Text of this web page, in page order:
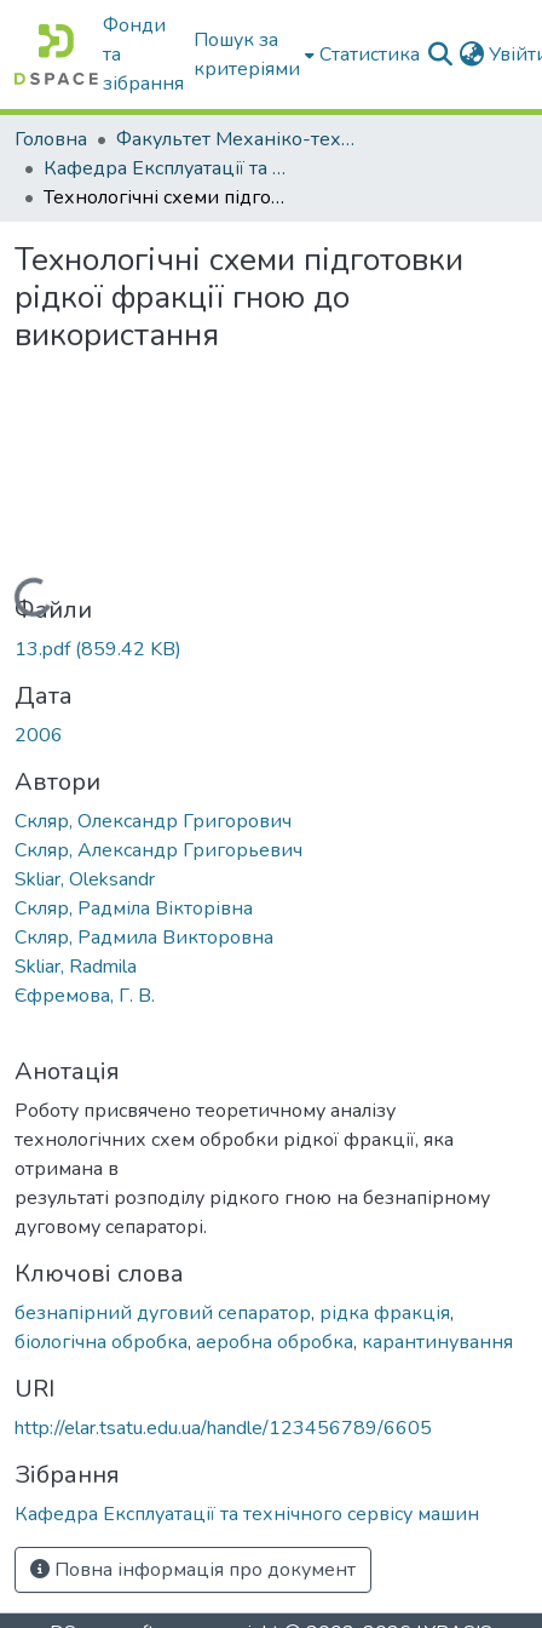
Фонди
та
зібрання
Пошук за
критеріями
Статистика
Головна
Факультет Механіко-технологічний
Кафедра Експлуатації та технічного сервісу машин
Технологічні схеми підготовки рідкої фракції гною до використання
Технологічні схеми підготовки
рідкої фракції гною до
використання
Вантажиться...
Файли
13.pdf(859.42 KB)
Дата
2006
Автори
Скляр, Олександр Григорович
Скляр, Александр Григорьевич
Skliar, Oleksandr
Скляр, Радміла Вікторівна
Скляр, Радмила Викторовна
Skliar, Radmila
Єфремова, Г. В.
Анотація
Роботу присвячено теоретичному аналізу
технологічних схем обробки рідкої фракції, яка
отримана в
результаті розподілу рідкого гною на безнапірному
дуговому сепараторі.
Ключові слова
безнапірний дуговий сепаратор, рідка фракція,
біологічна обробка, аеробна обробка, карантинування
URI
http://elar.tsatu.edu.ua/handle/123456789/6605
Зібрання
Кафедра Експлуатації та технічного сервісу машин
Повна інформація про документ